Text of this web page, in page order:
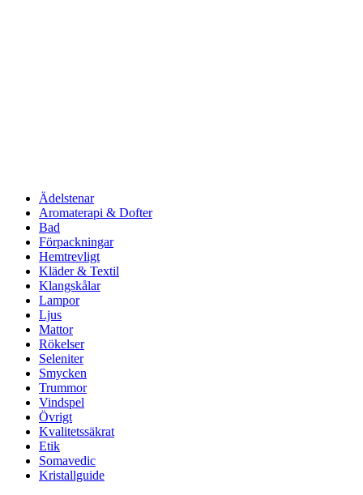
Ädelstenar
Aromaterapi & Dofter
Bad
Förpackningar
Hemtrevligt
Kläder & Textil
Klangskålar
Lampor
Ljus
Mattor
Rökelser
Seleniter
Smycken
Trummor
Vindspel
Övrigt
Kvalitetssäkrat
Etik
Somavedic
Kristallguide